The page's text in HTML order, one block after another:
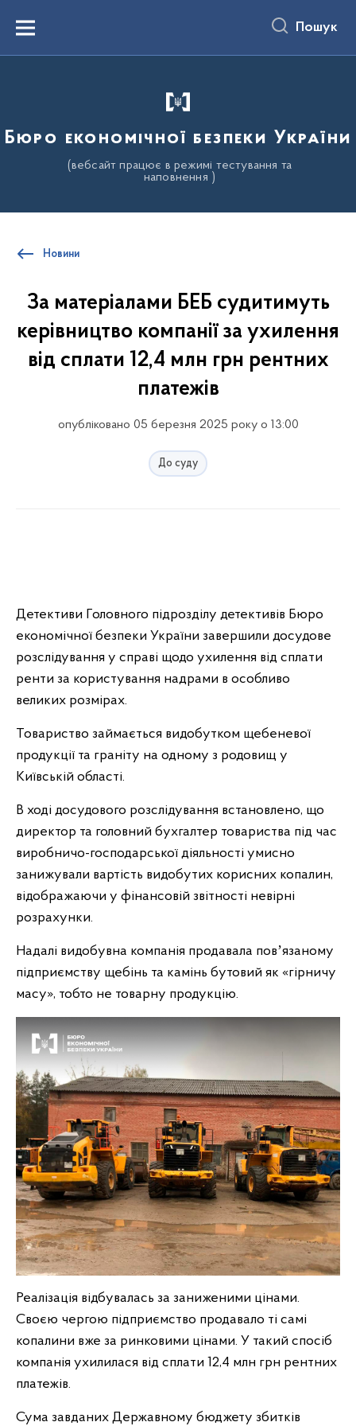
вмістуMenu Пошук
Бюро економічної безпеки України
(вебсайт працює в режимі тестування та
наповнення )
Новини
За матеріалами БЕБ судитимуть
керівництво компанії за ухилення
від сплати 12,4 млн грн рентних
платежів
опубліковано 05 березня 2025 року о 13:00
До суду
Детективи Головного підрозділу детективів Бюро
економічної безпеки України завершили досудове
розслідування у справі щодо ухилення від сплати
ренти за користування надрами в особливо
великих розмірах.
Товариство займається видобутком щебеневої
продукції та граніту на одному з родовищ у
Київській області.
В ході досудового розслідування встановлено, що
директор та головний бухгалтер товариства під час
виробничо-господарської діяльності умисно
занижували вартість видобутих корисних копалин,
відображаючи у фінансовій звітності невірні
розрахунки.
Надалі видобувна компанія продавала повʼязаному
підприємству щебінь та камінь бутовий як «гірничу
масу», тобто не товарну продукцію.
Реалізація відбувалась за заниженими цінами.
Своєю чергою підприємство продавало ті самі
копалини вже за ринковими цінами. У такий спосіб
компанія ухилилася від сплати 12,4 млн грн рентних
платежів.
Сума завданих Державному бюджету збитків